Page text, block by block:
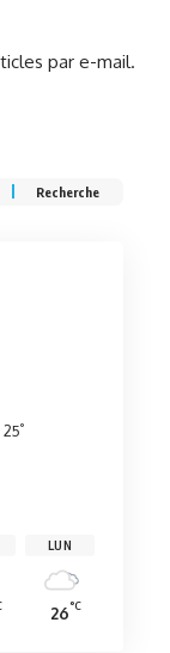
par e-mail.
25°
LUN
26°C